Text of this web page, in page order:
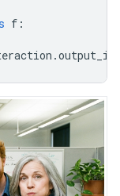
f :
.